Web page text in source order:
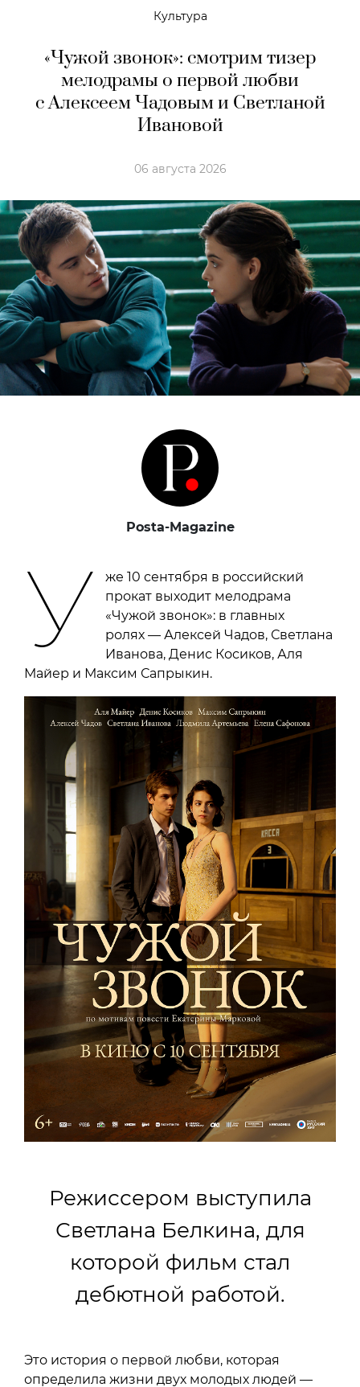
Культура
«Чужой звонок»: смотрим тизер
мелодрамы о первой любви
с Алексеем Чадовым и Светланой
Ивановой
06 августа 2026
Posta-Magazine
У
же 10 сентября в российский
прокат выходит мелодрама
«Чужой звонок»: в главных
ролях — Алексей Чадов, Светлана
Иванова, Денис Косиков, Аля
Майер и Максим Сапрыкин.
Режиссером выступила
Светлана Белкина, для
которой фильм стал
дебютной работой.
Это история о первой любви, которая
определила жизни двух молодых людей —